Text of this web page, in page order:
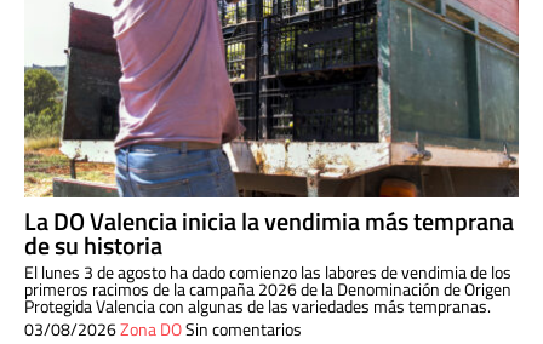
La DO Valencia inicia la vendimia más temprana
de su historia
El lunes 3 de agosto ha dado comienzo las labores de vendimia de los
primeros racimos de la campaña 2026 de la Denominación de Origen
Protegida Valencia con algunas de las variedades más tempranas.
03/08/2026Zona DOSin comentarios